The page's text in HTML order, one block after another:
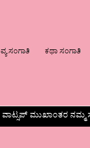
ಸಂಗಾತಿ ಕಥಾ ಸಂಗಾತಿ
ಮುಖಾಂತರ